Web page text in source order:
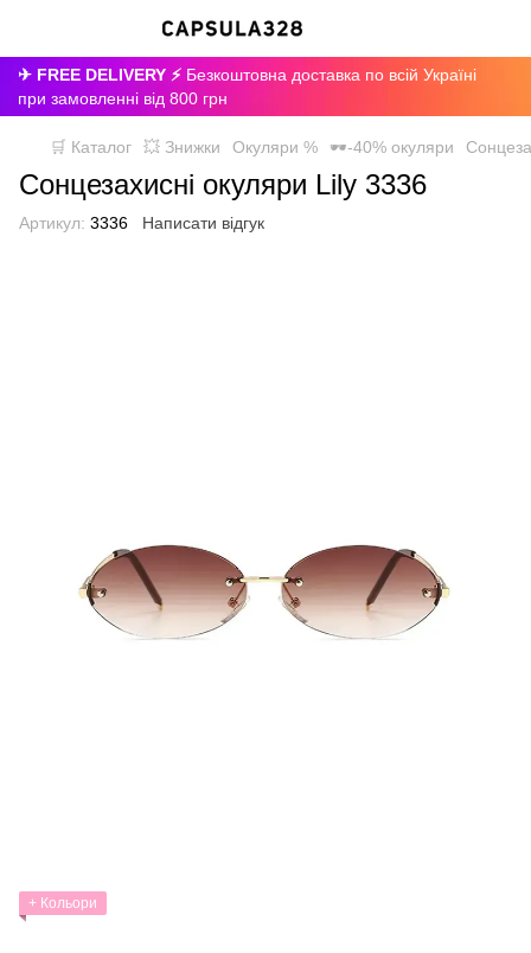
✈ FREE DELIVERY ⚡ Безкоштовна доставка по всій Україні
при замовленні від 800 грн
🛒 Каталог 💥 Знижки Окуляри % 🕶-40% окуляри
Сонцезахисні окуляри Lily 3336
Артикул: 3336 Написати відгук
+ Кольори